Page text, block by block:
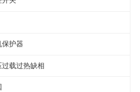
保护器
过载过热缺相